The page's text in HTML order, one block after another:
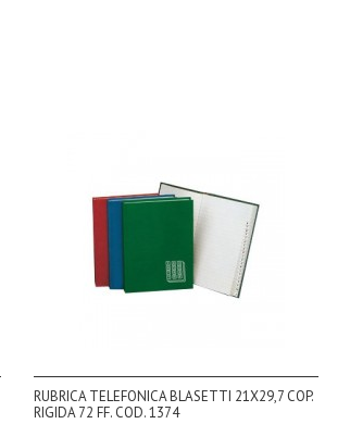
RUBRICA TELEFONICA BLASETTI 21X29,7 COP.
RIGIDA 72 FF. COD. 1374